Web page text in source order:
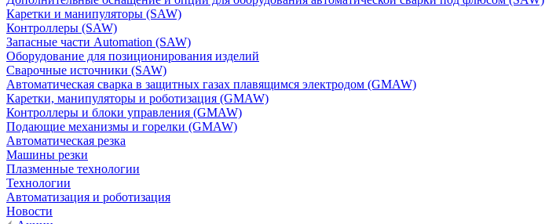
Каретки и манипуляторы (SAW)
Контроллеры (SAW)
Запасные части Automation (SAW)
Оборудование для позиционирования изделий
Сварочные источники (SAW)
Автоматическая сварка в защитных газах плавящимся электродом (GMAW)
Каретки, манипуляторы и роботизация (GMAW)
Контроллеры и блоки управления (GMAW)
Подающие механизмы и горелки (GMAW)
Автоматическая резка
Машины резки
Плазменные технологии
Технологии
Автоматизация и роботизация
Новости